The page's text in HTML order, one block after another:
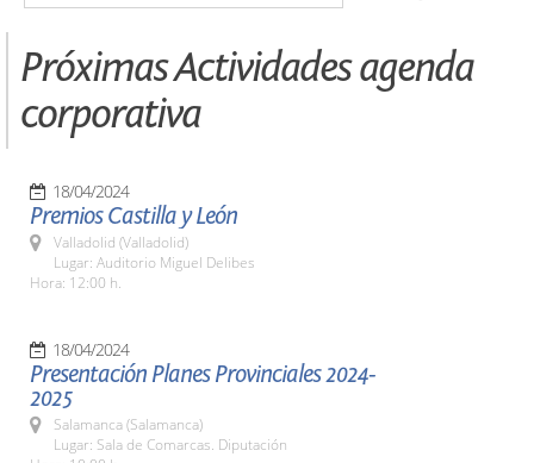
Próximas Actividades agenda
corporativa
18/04/2024
Premios Castilla y León
Valladolid (Valladolid)
Lugar: Auditorio Miguel Delibes
Hora: 12:00 h.
18/04/2024
Presentación Planes Provinciales 2024-
2025
Salamanca (Salamanca)
Lugar: Sala de Comarcas. Diputación